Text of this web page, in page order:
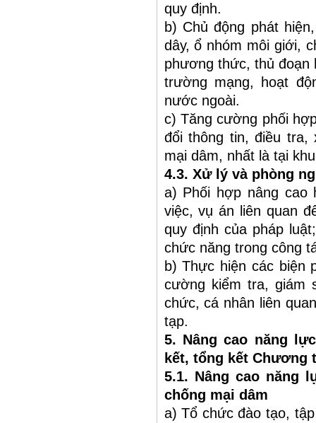
quy định.
b) Chủ động phát
dây, ổ nhóm môi giới,
phương thức, thủ đoạn
trường mạng, hoạt
nước ngoài.
c) Tăng cường phối
đổi thông tin, điều tra,
mại dâm, nhất là tại
4.3. Xử lý và phòng
a) Phối hợp nâng cao
việc, vụ án liên quan
quy định của pháp
chức năng trong công
b) Thực hiện các biện
cường kiểm tra, giám
chức, cá nhân liên
tạp.
5. Nâng cao năng
kết, tổng kết Chương
5.1. Nâng cao năng
chống mại dâm
a) Tổ chức đào tạo,